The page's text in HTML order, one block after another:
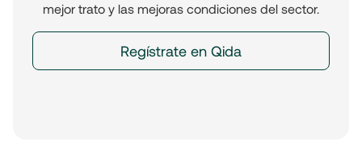
mejor trato y las mejoras condiciones del sector.
Regístrate en Qida